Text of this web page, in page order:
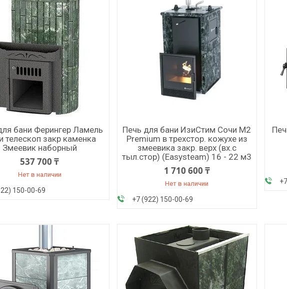
бани Ферингер Ламель
телескоп закр каменка
Змеевик наборный
537 700 ₸
Нет в наличии
150-00-69
Печь для бани ИзиСтим Сочи М2
Premium в трехстор. кожухе из
змеевика закр. верх (вх.с
тыл.стор) (Easysteam) 16 - 22 м3
1 710 600 ₸
Нет в наличии
+7 (922) 150-00-69